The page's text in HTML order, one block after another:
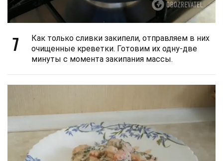
7
Как только сливки закипели, отправляем в них
очищенные креветки. Готовим их одну-две
минуты с момента закипания массы.